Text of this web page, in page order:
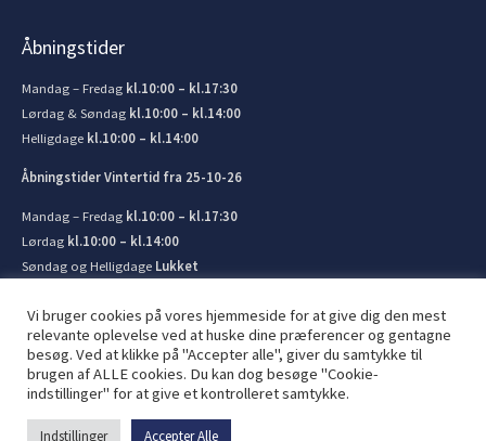
Åbningstider
Mandag – Fredag kl.10:00 – kl.17:30
Lørdag & Søndag kl.10:00 – kl.14:00
Helligdage kl.10:00 – kl.14:00
Åbningstider Vintertid fra 25-10-26
Mandag – Fredag kl.10:00 – kl.17:30
Lørdag kl.10:00 – kl.14:00
Søndag og Helligdage Lukket
© 2026 Kronborg Marine og Bådudstyr. Lavet af JIT ApS
Vi bruger cookies på vores hjemmeside for at give dig den mest
relevante oplevelse ved at huske dine præferencer og gentagne
besøg. Ved at klikke på "Accepter alle", giver du samtykke til
brugen af ​​ALLE cookies. Du kan dog besøge "Cookie-
indstillinger" for at give et kontrolleret samtykke.
Indstillinger Accepter Alle